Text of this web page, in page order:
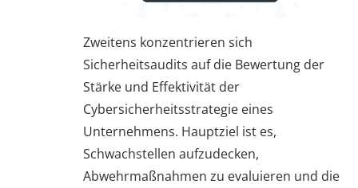
Zweitens konzentrieren sich
Sicherheitsaudits auf die Bewertung der
Stärke und Effektivität der
Cybersicherheitsstrategie eines
Unternehmens. Hauptziel ist es,
Schwachstellen aufzudecken,
Abwehrmaßnahmen zu evaluieren und die